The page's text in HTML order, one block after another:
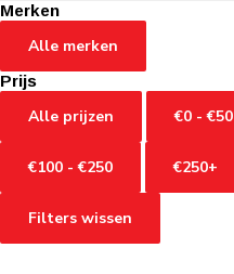
Merken
Alle merken
Prijs
Alle prijzen €0 - €50
€100 - €250 €250+
Filters wissen